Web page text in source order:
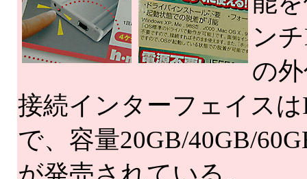
ン
の
接続インターフェイスは
で、容量20GB/40GB/